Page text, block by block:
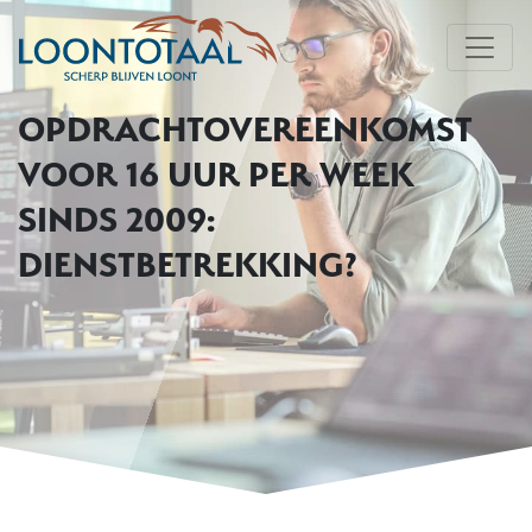
OPDRACHTOVEREENKOMST
VOOR 16 UUR PER WEEK
SINDS 2009:
DIENSTBETREKKING?